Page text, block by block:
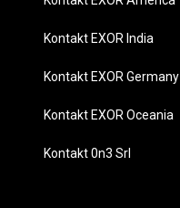
Kontakt EXOR India
Kontakt EXOR Germany
Kontakt EXOR Oceania
Kontakt 0n3 Srl